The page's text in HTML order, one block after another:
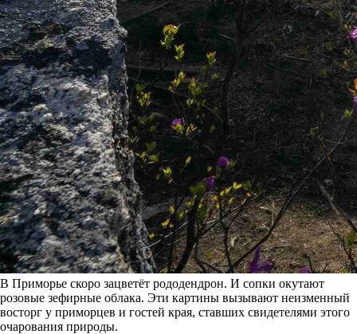
В Приморье скоро зацветёт рододендрон. И сопки окутают
розовые зефирные облака. Эти картины вызывают неизменный
восторг у приморцев и гостей края, ставших свидетелями этого
очарования природы.